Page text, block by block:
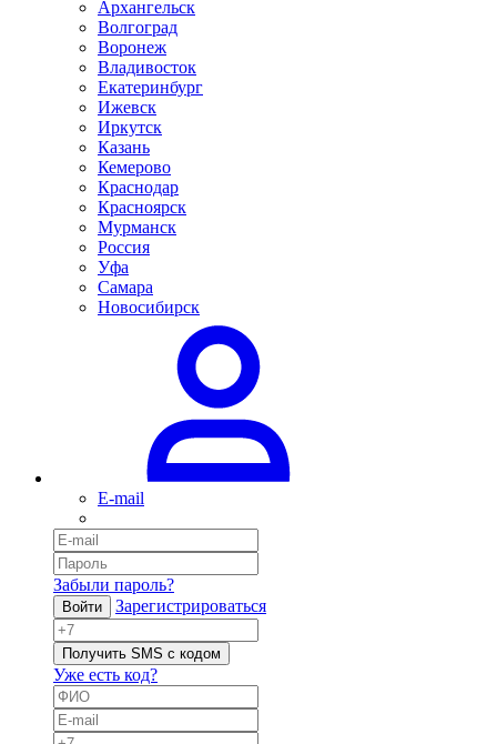
Архангельск
Волгоград
Воронеж
Владивосток
Екатеринбург
Ижевск
Иркутск
Казань
Кемерово
Краснодар
Красноярск
Мурманск
Россия
Уфа
Самара
Новосибирск
E-mail
Забыли пароль?
Войти Зарегистрироваться
Получить SMS с кодом
Уже есть код?